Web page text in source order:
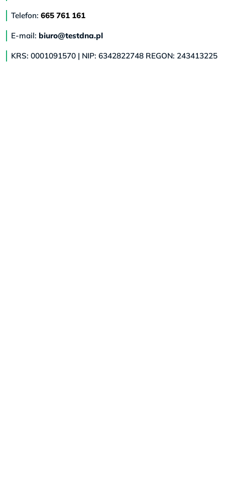
Telefon: 665 761 161
E-mail: biuro@testdna.pl
KRS: 0001091570 | NIP: 6342822748 REGON: 243413225